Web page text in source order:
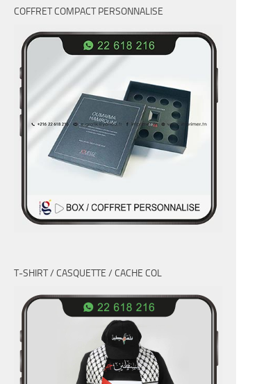
COFFRET COMPACT PERSONNALISE
T-SHIRT / CASQUETTE / CACHE COL